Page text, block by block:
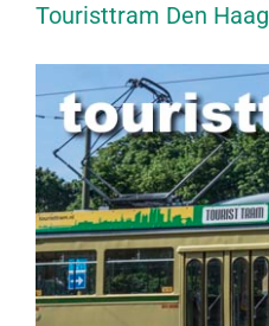
Touristtram Den Haag